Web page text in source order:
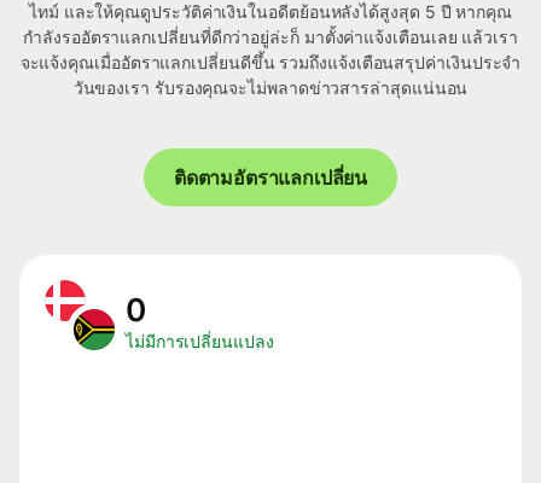
ไทม์ และให้คุณดูประวัติค่าเงินในอดีตย้อนหลังได้สูงสุด 5 ปี หากคุณ
กำลังรออัตราแลกเปลี่ยนที่ดีกว่าอยู่ล่ะก็ มาตั้งค่าแจ้งเตือนเลย แล้วเรา
จะแจ้งคุณเมื่ออัตราแลกเปลี่ยนดีขึ้น รวมถึงแจ้งเตือนสรุปค่าเงินประจำ
วันของเรา รับรองคุณจะไม่พลาดข่าวสารล่าสุดแน่นอน
ติดตามอัตราแลกเปลี่ยน
0
ไม่มีการเปลี่ยนแปลง